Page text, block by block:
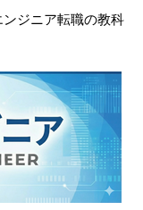
ジニア転職の教科